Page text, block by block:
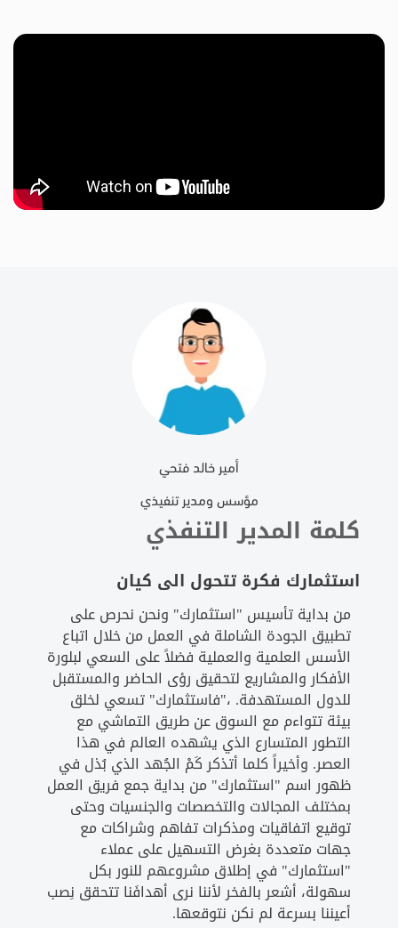
أمير خالد فتحي
مؤسس ومدير تنفيذي
كلمة المدير التنفذي
استثمارك فكرة تتحول الى كيان
من بداية تأسيس "استثمارك" ونحن نحرص على
تطبيق الجودة الشاملة في العمل من خلال اتباع
الأسس العلمية والعملية فضلاً على السعي لبلورة
الأفكار والمشاريع لتحقيق رؤى الحاضر والمستقبل
للدول المستهدفة. ،"فاستثمارك" تسعي لخلق
بيئة تتواءم مع السوق عن طريق التماشي مع
التطور المتسارع الذي يشهده العالم في هذا
العصر. وأخيراً كلما أتذكر كَمْ الجُهد الذي بُذل في
ظهور اسم "استثمارك" من بداية جمع فريق العمل
بمختلف المجالات والتخصصات والجنسيات وحتى
توقيع اتفاقيات ومذكرات تفاهم وشراكات مع
جهات متعددة بغرض التسهيل على عملاء
"استثمارك" في إطلاق مشروعهم للنور بكل
سهولة، أشعر بالفخر لأننا نرى أهدافَنا تتحقق نِصب
أعيننا بسرعة لم نكن نتوقعها.